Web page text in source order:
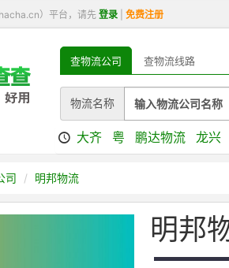
）平台，请先 登录 免费注册
查物流公司 查物流线路
物流名称
大齐 粤 鹏达物流 龙兴
司 明邦物流
明邦